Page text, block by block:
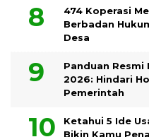
474 Koperasi
Berbadan
Desa
Panduan Resmi
2026: Hindari
Pemerintah
Ketahui 5 Ide
Bikin Kamu